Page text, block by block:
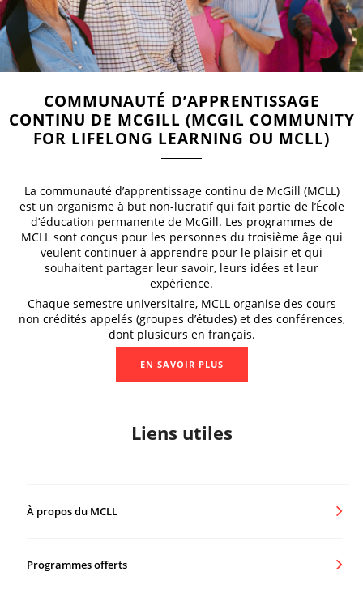
COMMUNAUTÉ D’APPRENTISSAGE
CONTINU DE MCGILL (MCGIL COMMUNITY
FOR LIFELONG LEARNING OU MCLL)
La communauté d’apprentissage continu de McGill (MCLL)
est un organisme à but non-lucratif qui fait partie de l’École
d’éducation permanente de McGill. Les programmes de
MCLL sont conçus pour les personnes du troisième âge qui
veulent continuer à apprendre pour le plaisir et qui
souhaitent partager leur savoir, leurs idées et leur
expérience.
Chaque semestre universitaire, MCLL organise des cours
non crédités appelés (groupes d’études) et des conférences,
dont plusieurs en français.
EN SAVOIR PLUS
Liens utiles
À propos du MCLL
Programmes offerts